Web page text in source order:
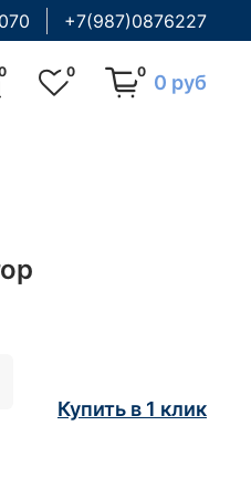
+7(987)0876227
0 0 0 руб
Купить в 1 клик